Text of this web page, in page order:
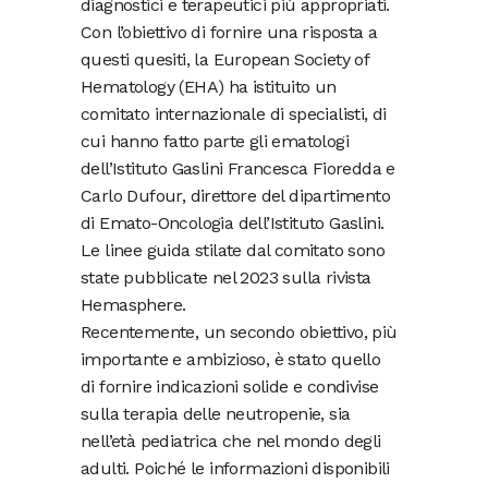
diagnostici e terapeutici più appropriati.
Con l’obiettivo di fornire una risposta a
questi quesiti, la European Society of
Hematology (EHA) ha istituito un
comitato internazionale di specialisti, di
cui hanno fatto parte gli ematologi
dell’Istituto Gaslini Francesca Fioredda e
Carlo Dufour, direttore del dipartimento
di Emato-Oncologia dell’Istituto Gaslini.
Le linee guida stilate dal comitato sono
state pubblicate nel 2023 sulla rivista
Hemasphere.
Recentemente, un secondo obiettivo, più
importante e ambizioso, è stato quello
di fornire indicazioni solide e condivise
sulla terapia delle neutropenie, sia
nell’età pediatrica che nel mondo degli
adulti. Poiché le informazioni disponibili